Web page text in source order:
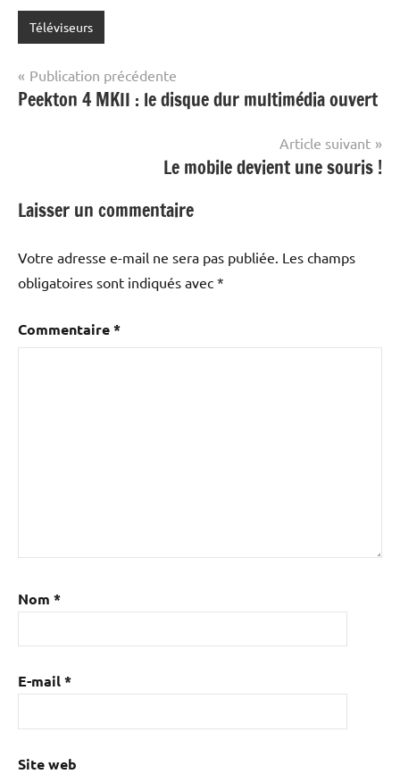
Téléviseurs
Navigation
de
Publication précédente
Peekton 4 MKII : le disque dur multimédia ouvert
Article suivant
Le mobile devient une souris !
Laisser un commentaire
Votre adresse e-mail ne sera pas publiée. Les champs
obligatoires sont indiqués avec *
Commentaire*
Nom *
E-mail*
Site web